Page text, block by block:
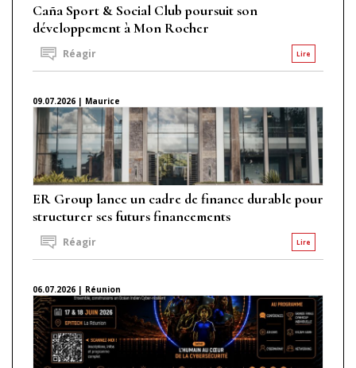
Caña Sport & Social Club poursuit son
développement à Mon Rocher
Lire
Réagir
09.07.2026 | Maurice
ER Group lance un cadre de finance durable pour
structurer ses futurs financements
Lire
Réagir
06.07.2026 | Réunion